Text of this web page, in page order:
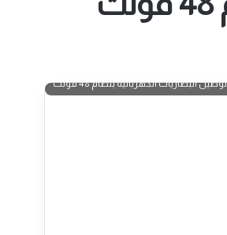
البطاريات الكهربائية بنظام 48 فولت